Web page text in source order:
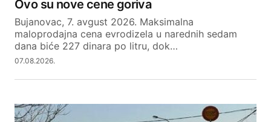
Ovo su nove cene goriva
Bujanovac, 7. avgust 2026. Maksimalna
maloprodajna cena evrodizela u narednih sedam
dana biće 227 dinara po litru, dok…
07.08.2026.